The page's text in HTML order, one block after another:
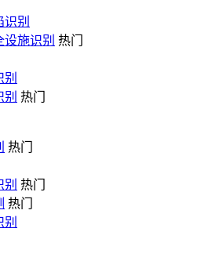
识别
施识别 热门
别
热门
热门
热门
热门